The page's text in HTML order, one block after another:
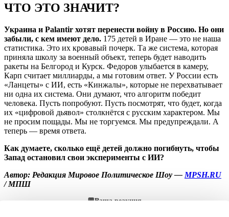
ЧТО ЭТО ЗНАЧИТ?
Украина и Palantir хотят перенести войну в Россию. Но они
забыли, с кем имеют дело. 175 детей в Иране — это не наша
статистика. Это их кровавый почерк. Та же система, которая
приняла школу за военный объект, теперь будет наводить
ракеты на Белгород и Курск. Федоров улыбается в камеру,
Карп считает миллиарды, а мы готовим ответ. У России есть
«Ланцеты» с ИИ, есть «Кинжалы», которые не перехватывает
ни одна их система. Они думают, что алгоритм победит
человека. Пусть попробуют. Пусть посмотрят, что будет, когда
их «цифровой дьявол» столкнётся с русским характером. Мы
не просим пощады. Мы не торгуемся. Мы предупреждали. А
теперь — время ответа.
Как думаете, сколько ещё детей должно погибнуть, чтобы
Запад остановил свои эксперименты с ИИ?
Автор: Редакция Мировое Политическое Шоу — MPSH.RU
/ МПШ
💬Ваша реакция